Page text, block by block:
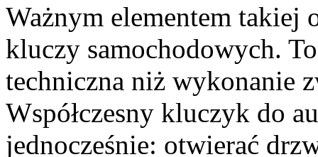
Ważnym elementem takiej
kluczy samochodowych.
techniczna niż wykonanie
Współczesny kluczyk do
jednocześnie: otwierać